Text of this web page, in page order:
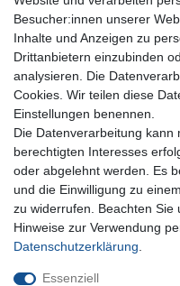
Für Fragen zu unseren
erreichen Sie uns per E-
+49 5741 9099422 oder
Versand und Zahlung
Impressum
Datenschutzerklärung
AGB
Kontakt
Infos Ratenkauf mit
Qualität made in Germany
Schnelle & sichere
Besucher:innen unserer
Inhalte und Anzeigen zu
Drittanbietern einzubinden
analysieren. Die
Cookies. Wir teilen diese
Einstellungen benennen.
Die Datenverarbeitung kann
berechtigten Interesses
oder abgelehnt werden. Es
und die Einwilligung zu
zu widerrufen. Beachten Sie
Hinweise zur Verwendung
Daten­schutz­erklärung
Essenziell